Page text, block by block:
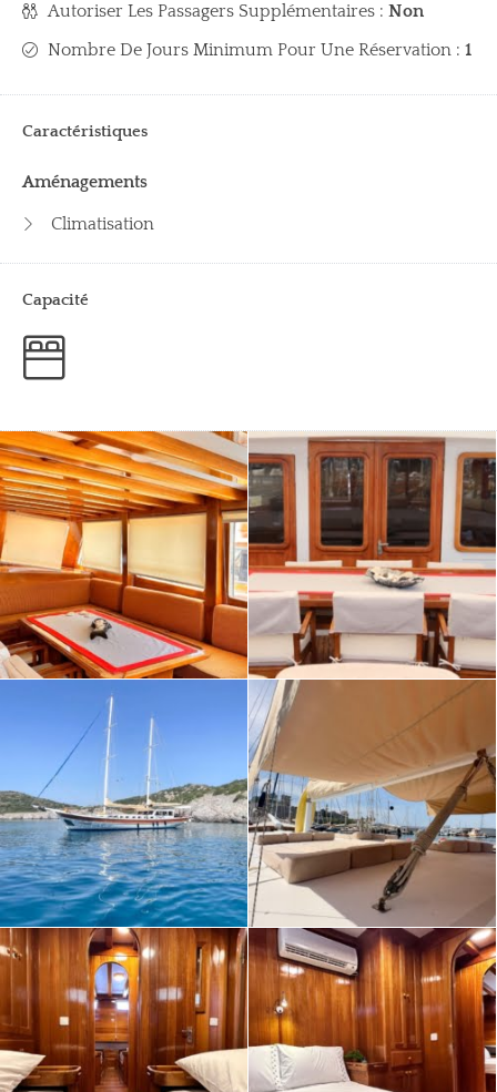
Autoriser Les Passagers Supplémentaires : Non
Nombre De Jours Minimum Pour Une Réservation : 1
Caractéristiques
Aménagements
Climatisation
Capacité